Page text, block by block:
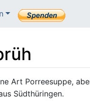
,Suche
Art Porreesuppe,
Südthüringen.